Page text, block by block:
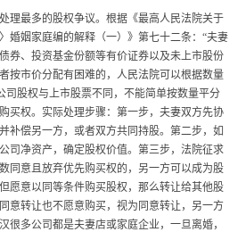
理最多的股权争议。根据《最高人民法院关于
婚姻家庭编的解释（一）》第七十二条：“夫妻
券、投资基金份额等有价证券以及未上市股份
按市价分配有困难的，人民法院可以根据数量
司股权与上市股票不同，不能简单按数量平分
权。实际处理步骤：第一步，夫妻双方先协
补偿另一方，或者双方共同持股。第二步，如
司净资产，确定股权价值。第三步，法院征求
同意且放弃优先购买权的，另一方可以成为股
愿意以同等条件购买股权，那么转让给其他股
意转让也不愿意购买，视为同意转让，另一方
很多公司都是夫妻店或家庭企业，一旦离婚，